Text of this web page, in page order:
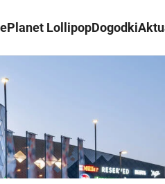
Planet LollipopDogodki